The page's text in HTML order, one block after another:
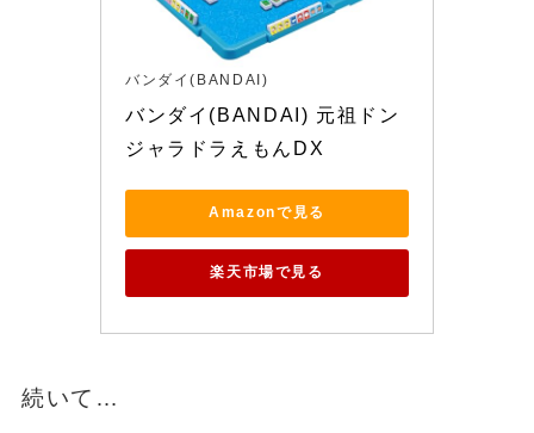
バンダイ(BANDAI)
バンダイ(BANDAI) 元祖ドン
ジャラドラえもんDX
Amazonで見る
楽天市場で見る
続いて…